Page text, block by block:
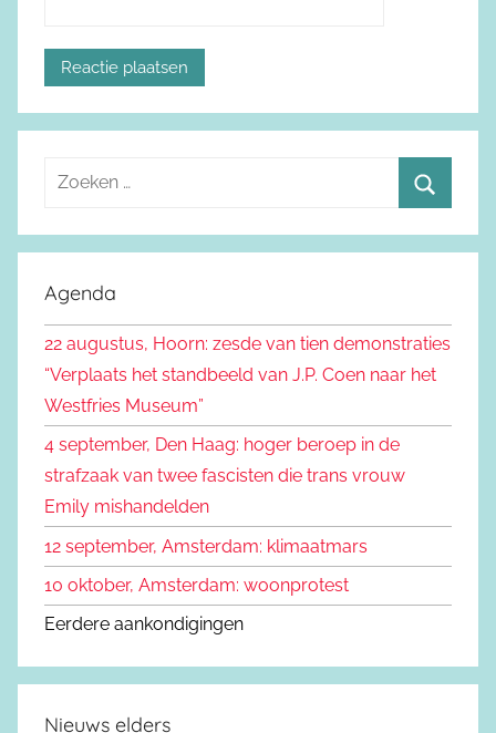
e
e
n
r
:
o
e
n
Agenda
22 augustus, Hoorn: zesde van tien demonstraties
“Verplaats het standbeeld van J.P. Coen naar het
Westfries Museum”
4 september, Den Haag: hoger beroep in de
strafzaak van twee fascisten die trans vrouw
Emily mishandelden
12 september, Amsterdam: klimaatmars
10 oktober, Amsterdam: woonprotest
Eerdere aankondigingen
Nieuws elders